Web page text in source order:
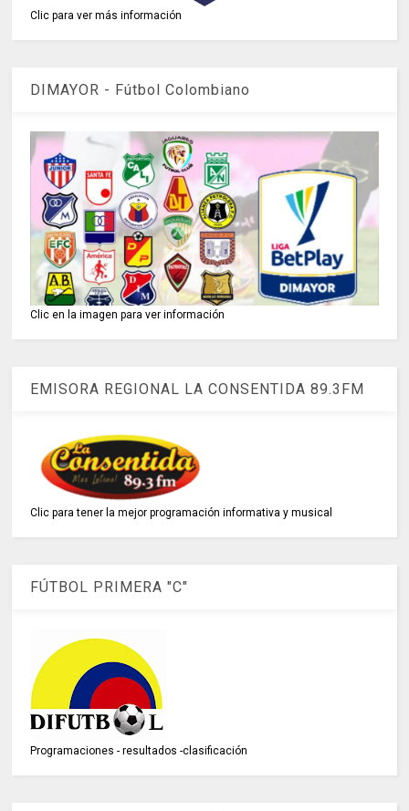
Clic para ver más información
DIMAYOR - Fútbol Colombiano
Clic en la imagen para ver información
EMISORA REGIONAL LA CONSENTIDA 89.3FM
Clic para tener la mejor programación informativa y musical
FÚTBOL PRIMERA "C"
Programaciones - resultados -clasificación